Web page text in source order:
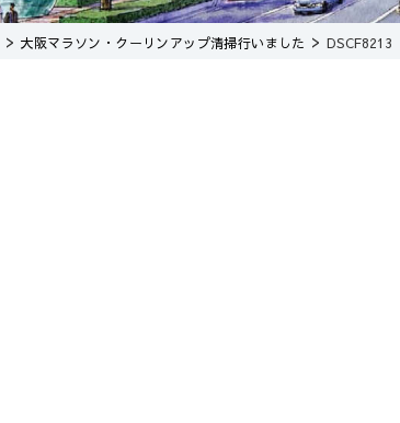
> 大阪マラソン・クーリンアップ清掃行いました >DSCF8213